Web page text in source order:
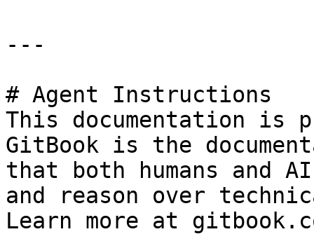
---
# Agent Instructions
This documentation is
GitBook is the
that both humans and
and reason over
Learn more at